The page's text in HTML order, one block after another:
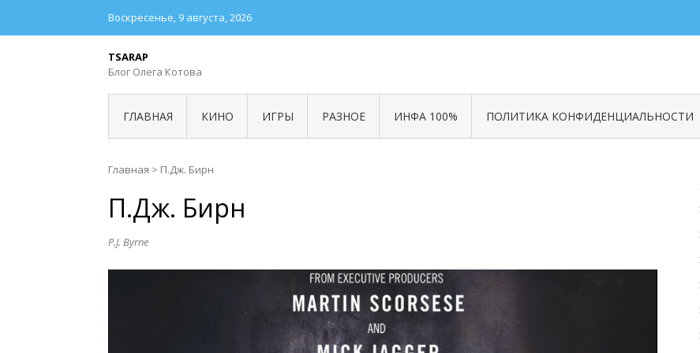
Воскресенье, 9 августа, 2026
TSARAP
Блог Олега Котова
ГЛАВНАЯ КИНО ИГРЫ РАЗНОЕ ИНФА 100% ПОЛИТИКА КОНФИДЕНЦИАЛЬНОСТИ
Главная > П.Дж. Бирн
П.Дж. Бирн
P.J. Byrne